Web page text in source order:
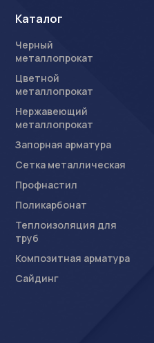
Каталог
Черный
металлопрокат
Цветной
металлопрокат
Нержавеющий
металлопрокат
Запорная арматура
Сетка металлическая
Профнастил
Поликарбонат
Теплоизоляция для
труб
Композитная арматура
Сайдинг